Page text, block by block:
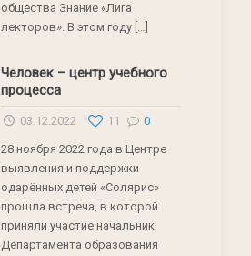
общества Знание «Лига
лекторов». В этом году […]
Человек – центр учебного
процесса
03.12.2022 0
11
28 ноября 2022 года в Центре
выявления и поддержки
одарённых детей «Солярис»
прошла встреча, в которой
приняли участие начальник
Департамента образования